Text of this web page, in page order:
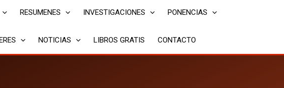
RESUMENES INVESTIGACIONES PONENCIAS
NOTICIAS LIBROS GRATIS CONTACTO